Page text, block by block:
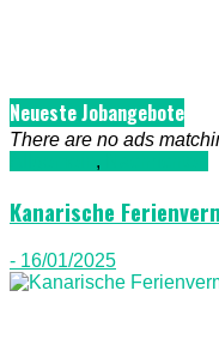
Neueste Jobangebote
There are no ads
,
Kanarische
- 16/01/2025